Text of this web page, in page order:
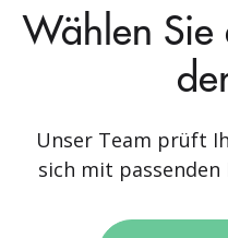
Wählen Sie
Unser Team prüft
sich mit